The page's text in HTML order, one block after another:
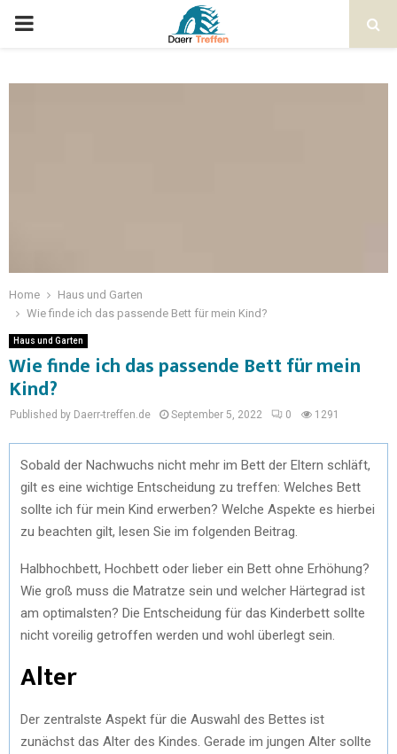
Home
Haus und Garten
Wie finde ich das passende Bett für mein Kind?
Haus und Garten
Wie finde ich das passende Bett für mein
Kind?
Published by Daerr-treffen.de September 5, 2022 0 1291
Sobald der Nachwuchs nicht mehr im Bett der Eltern schläft,
gilt es eine wichtige Entscheidung zu treffen: Welches Bett
sollte ich für mein Kind erwerben? Welche Aspekte es hierbei
zu beachten gilt, lesen Sie im folgenden Beitrag.
Halbhochbett, Hochbett oder lieber ein Bett ohne Erhöhung?
Wie groß muss die Matratze sein und welcher Härtegrad ist
am optimalsten? Die Entscheidung für das Kinderbett sollte
nicht voreilig getroffen werden und wohl überlegt sein.
Alter
Der zentralste Aspekt für die Auswahl des Bettes ist
zunächst das Alter des Kindes. Gerade im jungen Alter sollte